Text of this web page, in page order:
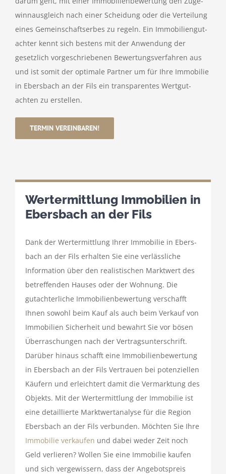
winn­aus­gleich nach einer Schei­dung oder die Vertei­lung
eines Gemein­schafts­erbes zu regeln. Ein Immo­bi­li­en­gut­
achter kennt sich bestens mit der Anwen­dung der
gesetz­lich vorge­schrie­benen Bewer­tungs­ver­fahren aus
und ist somit der opti­male Partner um für Ihre Immo­bilie
in Ebers­bach an der Fils ein trans­pa­rentes Wert­gut­
achten zu erstellen.
TERMIN VEREIN­BAREN!
Wert­ermitt­lung Immo­bi­lien in
Ebers­bach an der Fils
Dank der Wert­ermitt­lung Ihrer Immo­bilie in Ebers­
bach an der Fils erhalten Sie eine verläss­liche
Infor­ma­tion über den realis­ti­schen Markt­wert des
betref­fenden Hauses oder der Wohnung. Die
gutach­ter­liche Immo­bi­li­en­be­wer­tung verschafft
Ihnen sowohl beim Kauf als auch beim Verkauf von
Immo­bi­lien Sicher­heit und bewahrt Sie vor bösen
Über­ra­schungen nach der Vertrags­un­ter­schrift.
Darüber hinaus schafft eine Immo­bi­li­en­be­wer­tung
in Ebers­bach an der Fils Vertrauen bei poten­zi­ellen
Käufern und erleich­tert damit die Vermark­tung des
Objekts. Mit der Wert­ermitt­lung der Immo­bilie ist
eine detail­lierte Markt­wert­ana­lyse für die Region
Ebers­bach an der Fils verbunden. Möchten Sie Ihre
Immo­bilie verkaufen und dabei weder Zeit noch
Geld verlieren? Wollen Sie eine Immo­bilie kaufen
und sich verge­wis­sern, dass der Ange­bots­preis